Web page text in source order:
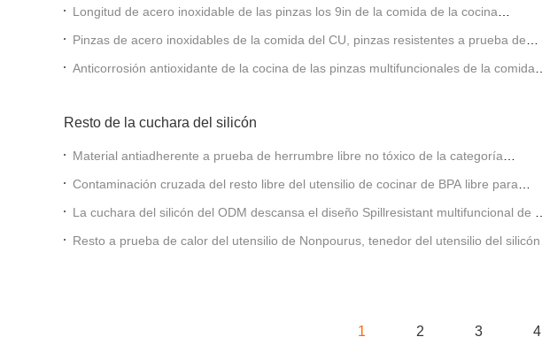
Longitud de acero inoxidable de las pinzas los 9in de la comida de la cocina
Pinzas de acero inoxidables de la comida del CU, pinzas resistentes a prueba de
Anticorrosión antioxidante de la cocina de las pinzas multifuncionales de la comida
Resto de la cuchara del silicón
Material antiadherente a prueba de herrumbre libre no tóxico de la categoría
Contaminación cruzada del resto libre del utensilio de cocinar de BPA libre para
La cuchara del silicón del ODM descansa el diseño Spillresistant multifuncional de 4
Resto a prueba de calor del utensilio de Nonpourus, tenedor del utensilio del silicón
1 2 3 4